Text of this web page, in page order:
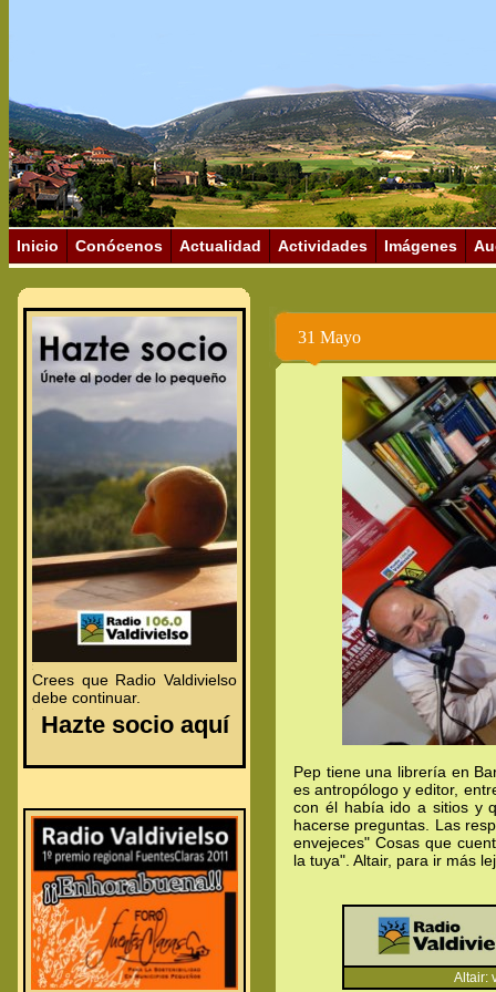
Inicio Conócenos Actualidad Actividades Imágenes
.
.
Crees que Radio Valdivielso
debe continuar.
.
Hazte socio aquí
31 Mayo
Pep tiene una librería en
es antropólogo y editor,
con él había ido a sitios y
hacerse preguntas. Las
envejeces" Cosas que
la tuya". Altair, para ir más
Altair: